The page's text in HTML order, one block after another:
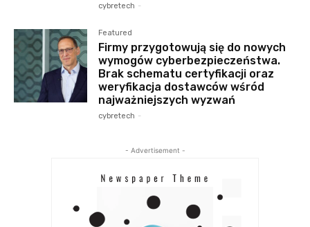
cybretech -
Featured
Firmy przygotowują się do nowych
wymogów cyberbezpieczeństwa.
Brak schematu certyfikacji oraz
weryfikacja dostawców wśród
najważniejszych wyzwań
cybretech -
- Advertisement -